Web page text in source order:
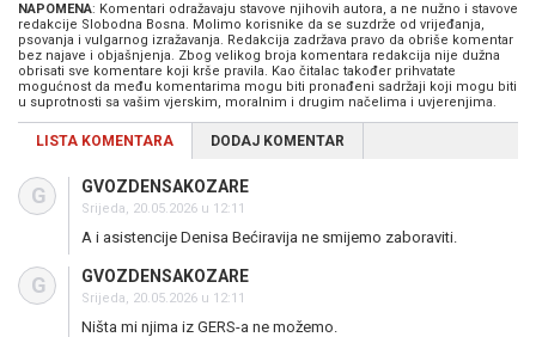
NAPOMENA: Komentari odražavaju stavove njihovih autora, a ne nužno i stavove
redakcije Slobodna Bosna. Molimo korisnike da se suzdrže od vrijeđanja,
psovanja i vulgarnog izražavanja. Redakcija zadržava pravo da obriše komentar
bez najave i objašnjenja. Zbog velikog broja komentara redakcija nije dužna
obrisati sve komentare koji krše pravila. Kao čitalac također prihvatate
mogućnost da među komentarima mogu biti pronađeni sadržaji koji mogu biti
u suprotnosti sa vašim vjerskim, moralnim i drugim načelima i uvjerenjima.
LISTA KOMENTARA DODAJ KOMENTAR
G GVOZDENSAKOZARE
Srijeda, 20.05.2026 u 12:11
A i asistencije Denisa Bećiravija ne smijemo zaboraviti.
G GVOZDENSAKOZARE
Srijeda, 20.05.2026 u 12:11
Ništa mi njima iz GERS-a ne možemo.